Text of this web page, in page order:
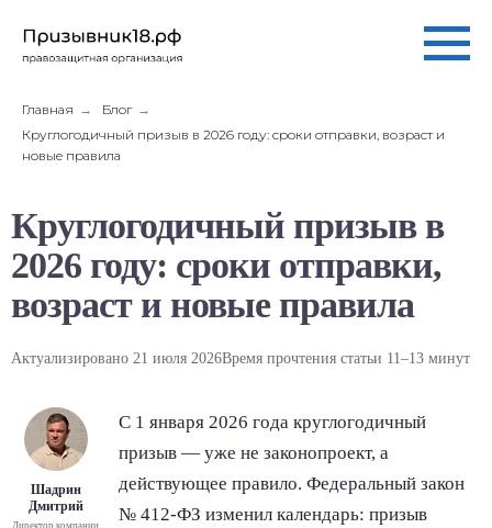
Главная → Блог →
Круглогодичный призыв в 2026 году: сроки отправки, возраст и
новые правила
Круглогодичный призыв в
2026 году: сроки отправки,
возраст и новые правила
Актуализировано 21 июля 2026Время прочтения статьи 11–13 минут
Шадрин
Дмитрий
Директор компании,
С 1 января 2026 года круглогодичный
призыв — уже не законопроект, а
действующее правило. Федеральный закон
№ 412-ФЗ изменил календарь: призыв